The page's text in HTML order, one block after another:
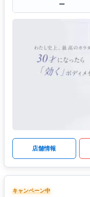
ー
店舗情報
キャンペーン中